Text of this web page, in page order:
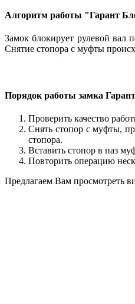
Алгоритм работы "Гарант
Замок блокирует рулевой вал
Снятие стопора с муфты
Порядок работы замка
Проверить качество
Снять стопор с муфты,
стопора.
Вставить стопор в паз
Повторить операцию
Предлагаем Вам просмотреть